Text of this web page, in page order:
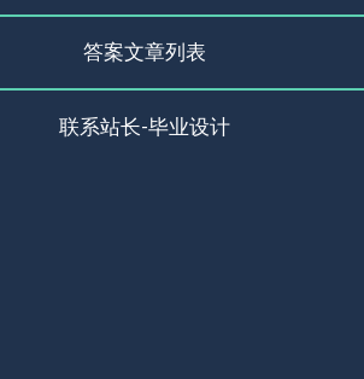
答案文章列表
联系站长-毕业设计